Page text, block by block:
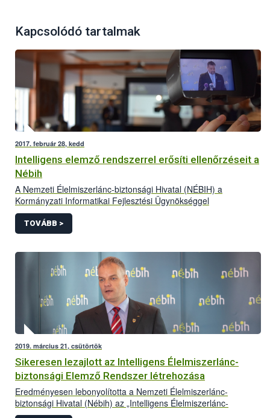
Kapcsolódó tartalmak
2017. február 28, kedd
Intelligens elemző rendszerrel erősíti ellenőrzéseit a
Nébih
A Nemzeti Élelmiszerlánc-biztonsági Hivatal (NÉBIH) a
Kormányzati Informatikai Fejlesztési Ügynökséggel
konzorciumban 3,820 milliárd forint vissza nem térítendő
európai uniós támogatást nyert a Közigazgatás- és
Közszolgáltatás- Fejlesztési Operatív Program KÖFOP-1.0.0-
keretében, amelyből tovább erősíti az eszköztárát az illegális
tevékenységet végzők kiszűréséhez. Ebben kulcsfontosságú
szerepe lesz az Intelligens Élelmiszerlánc-biztonsági Elemző
Rendszer (Intel) kifejlesztésének és felhasználásának.
TOVÁBB >
2019. március 21, csütörtök
Sikeresen lezajlott az Intelligens Élelmiszerlánc-
biztonsági Elemző Rendszer létrehozása
Eredményesen lebonyolította a Nemzeti Élelmiszerlánc-
biztonsági Hivatal (Nébih) az „Intelligens Élelmiszerlánc-
biztonsági Elemző Rendszer létrehozása” (INTEL) című,